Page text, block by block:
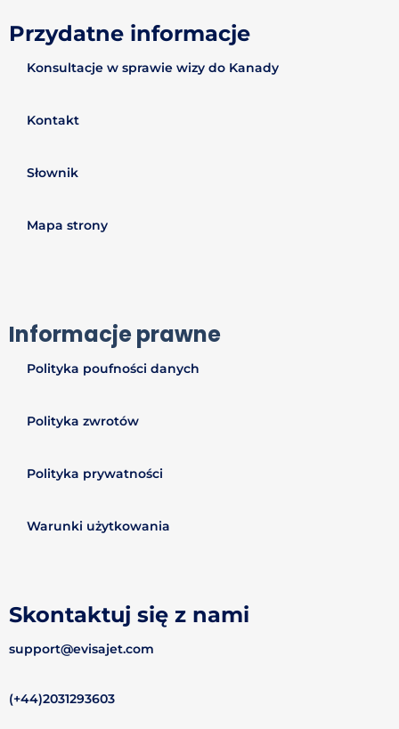
Przydatne informacje
Konsultacje w sprawie wizy do Kanady
Kontakt
Słownik
Mapa strony
Informacje prawne
Polityka poufności danych
Polityka zwrotów
Polityka prywatności
Warunki użytkowania
Skontaktuj się z nami
support@evisajet.com
(+44)2031293603